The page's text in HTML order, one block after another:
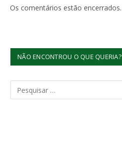
Os comentários estão encerrados.
NÃO ENCONTROU O QUE QUERIA?